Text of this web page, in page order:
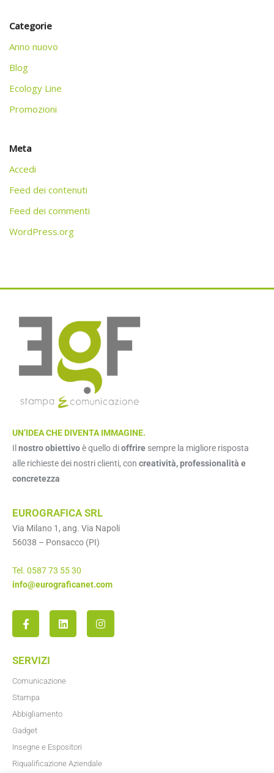
Categorie
Anno nuovo
Blog
Ecology Line
Promozioni
Meta
Accedi
Feed dei contenuti
Feed dei commenti
WordPress.org
UN’IDEA CHE DIVENTA IMMAGINE.
Il nostro obiettivoè quello dioffrire sempre la migliore risposta
alle richieste dei nostri clienti, con creatività, professionalità e
concretezza
EUROGRAFICA SRL
Via Milano 1, ang. Via Napoli
56038 – Ponsacco (PI)
Tel. 0587 73 55 30
info@eurograficanet.com
SERVIZI
Comunicazione
Stampa
Abbigliamento
Gadget
Insegne e Espositori
Riqualificazione Aziendale